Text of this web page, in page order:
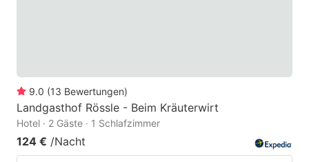
9.0 (13 Bewertungen)
Landgasthof Rössle - Beim Kräuterwirt
Hotel · 2 Gäste · 1 Schlafzimmer
124 € /Nacht